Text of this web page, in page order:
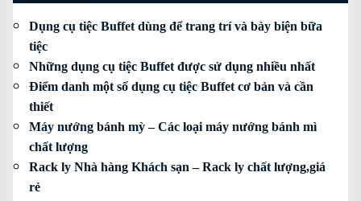
Dụng cụ tiệc Buffet dùng để trang trí và bày biện bữa
tiệc
Những dụng cụ tiệc Buffet được sử dụng nhiều nhất
Điểm danh một số dụng cụ tiệc Buffet cơ bản và cần
thiết
Máy nướng bánh mỳ – Các loại máy nướng bánh mì
chất lượng
Rack ly Nhà hàng Khách sạn – Rack ly chất lượng,giá
rẻ